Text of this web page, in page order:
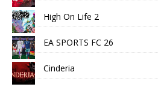
High On Life 2
EA SPORTS FC 26
Cinderia